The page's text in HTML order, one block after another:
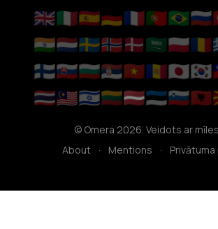
🇬🇧🇮🇹🇪🇸🇩🇪🇫🇷🇵🇹🇧🇷🇷🇺
🇮🇳🇳🇱🇸🇪🇳🇴🇩🇰🇸🇦🇵🇱🇷🇴
🇫🇮🇸🇰🇧🇬🇷🇸🇻🇳🇦🇩🇯🇵🇰🇷
🇹🇭🇲🇾🇮🇱🇱🇹🇱🇻🇪🇪🇸🇮🇦🇱
© Omera 2026. Veidots ar
About
· Mentions ·